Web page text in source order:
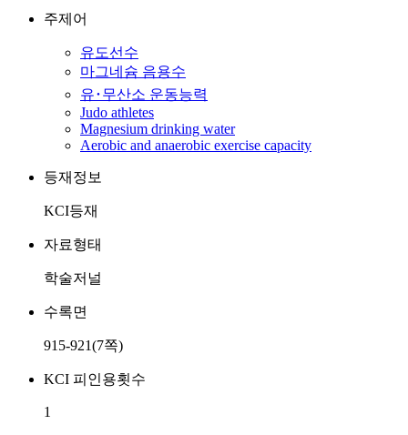
주제어
유도선수
마그네슘 음용수
유･무산소 운동능력
Judo athletes
Magnesium drinking water
Aerobic and anaerobic exercise capacity
등재정보
KCI등재
자료형태
학술저널
수록면
915-921(7쪽)
KCI 피인용횟수
1